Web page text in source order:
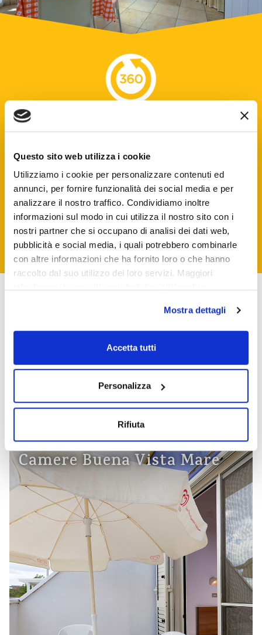
Questo sito web utilizza i cookie
Utilizziamo i cookie per personalizzare contenuti ed
annunci, per fornire funzionalità dei social media e per
analizzare il nostro traffico. Condividiamo inoltre
informazioni sul modo in cui utilizza il nostro sito con i
nostri partner che si occupano di analisi dei dati web,
pubblicità e social media, i quali potrebbero combinarle
con altre informazioni che ha fornito loro o che hanno
raccolto dal suo utilizzo dei loro servizi. Maggiori
Mostra dettagli
Accetta tutti
Personalizza
Rifiuta
Virtual Tour
Clicca su "Entra" per iniziare iltour
virtualedi questa sistemazione!
Entra
Potrebbero
interessarti anche i
nostri monolocali
Camere Buena Vista Mare